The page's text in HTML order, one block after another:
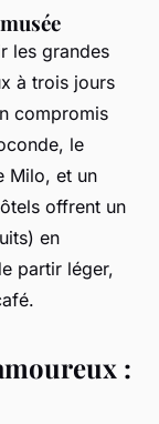
les grandes
à trois jours
compromis
le
Milo, et un
offrent un
en
partir léger,
: